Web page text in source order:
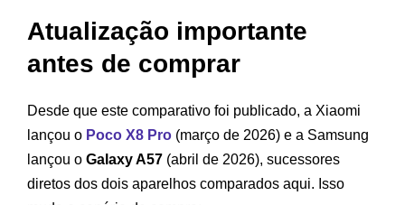
Atualização importante
antes de comprar
Desde que este comparativo foi publicado, a Xiaomi
lançou o Poco X8 Pro (março de 2026) e a Samsung
lançou o Galaxy A57 (abril de 2026), sucessores
diretos dos dois aparelhos comparados aqui. Isso